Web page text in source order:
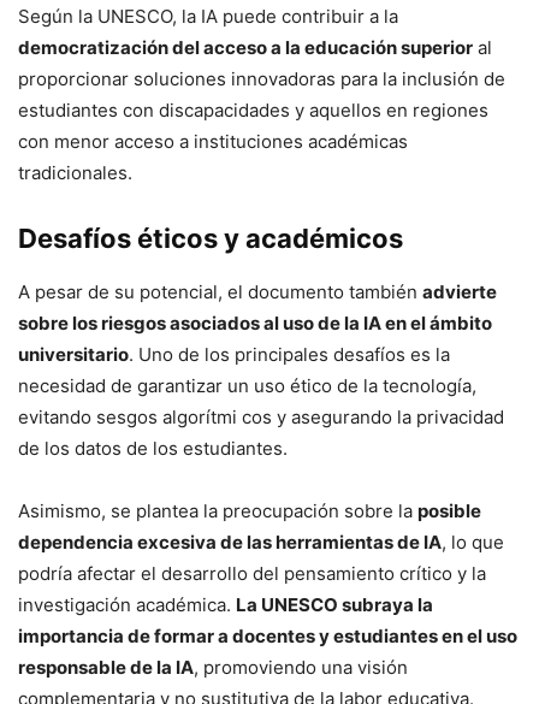
Según la UNESCO, la IA puede contribuir a la
democratización del acceso a la educación superior al
proporcionar soluciones innovadoras para la inclusión de
estudiantes con discapacidades y aquellos en regiones
con menor acceso a instituciones académicas
tradicionales.
Desafíos éticos y académicos
A pesar de su potencial, el documento también advierte
sobre los riesgos asociados al uso de la IA en el ámbito
universitario. Uno de los principales desafíos es la
necesidad de garantizar un uso ético de la tecnología,
evitando sesgos algorítmi cos y asegurando la privacidad
de los datos de los estudiantes.
Asimismo, se plantea la preocupación sobre la posible
dependencia excesiva de las herramientas de IA, lo que
podría afectar el desarrollo del pensamiento crítico y la
investigación académica. La UNESCO subraya la
importancia de formar a docentes y estudiantes en el uso
responsable de la IA, promoviendo una visión
complementaria y no sustitutiva de la labor educativa.